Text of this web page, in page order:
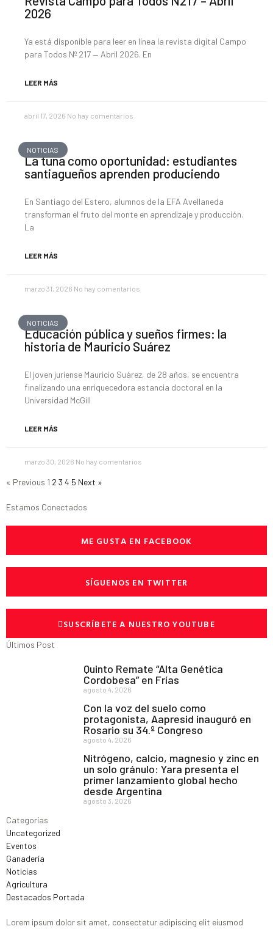
2026
Ya está disponible para leer en línea la revista digital Campo
para Todos Nº 217 — Abril 2026. En
LEER MÁS
abril 17, 2026 No hay comentarios
NOTICIAS
La tuna como oportunidad: estudiantes
santiagueños aprenden produciendo
En Santiago del Estero, alumnos de la EFA Avellaneda
transforman el fruto del monte en aprendizaje y producción.
La
LEER MÁS
marzo 31, 2026 No hay comentarios
NOTICIAS
Educación pública y sueños firmes: la
historia de Mauricio Suárez
El joven juriense Mauricio Suárez, de 28 años, se encuentra
finalizando una enriquecedora estancia doctoral en la
Universidad McGill
LEER MÁS
marzo 30, 2026 No hay comentarios
« Previous 1 2 3 4 5 Next »
Estamos Conectados
ME GUSTA EN FACEBOOK
SÍGUENOS EN TWITTER
SUSCRÍBETE A NUESTRO YOUTUBE
Últimos Post
Quinto Remate “Alta Genética
Cordobesa” en Frías
agosto 4, 2026
Con la voz del suelo como
protagonista, Aapresid inauguró en
Rosario su 34.º Congreso
agosto 4, 2026
Nitrógeno, calcio, magnesio y zinc en
un solo gránulo: Yara presenta el
primer lanzamiento global hecho
desde Argentina
agosto 3, 2026
Categorías
Uncategorized
Eventos
Ganadería
Noticias
Agricultura
Destacados Portada
Lorem ipsum dolor sit amet, consectetur adipiscing elit eiusmod